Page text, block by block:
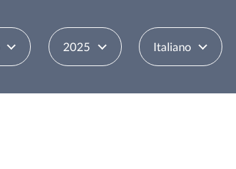
2025 Italiano